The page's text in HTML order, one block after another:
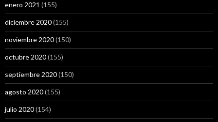
enero 2021 (155)
diciembre 2020(155)
noviembre 2020(150)
octubre 2020(155)
septiembre 2020(150)
agosto 2020(155)
julio 2020(154)